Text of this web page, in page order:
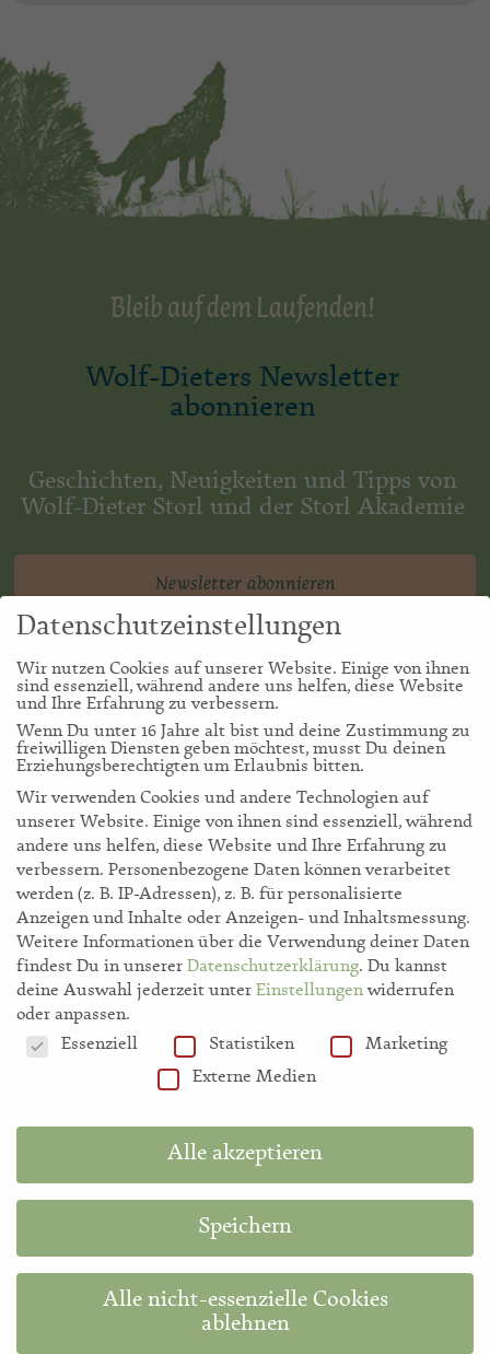
Bleib auf dem Laufenden!
Wolf-Dieters Newsletter
abonnieren
Geschichten, Neuigkeiten und Tipps von
Wolf-Dieter Storl und der Storl Akademie
Newsletter abonnieren
Datenschutzeinstellungen
Wir nutzen Cookies auf unserer Website. Einige von ihnen
sind essenziell, während andere uns helfen, diese Website
und Ihre Erfahrung zu verbessern.
Wenn Du unter 16 Jahre alt bist und deine Zustimmung zu
freiwilligen Diensten geben möchtest, musst Du deinen
Erziehungsberechtigten um Erlaubnis bitten.
Wir verwenden Cookies und andere Technologien auf
unserer Website. Einige von ihnen sind essenziell, während
andere uns helfen, diese Website und Ihre Erfahrung zu
verbessern. Personenbezogene Daten können verarbeitet
werden (z. B. IP-Adressen), z. B. für personalisierte
Anzeigen und Inhalte oder Anzeigen- und Inhaltsmessung.
Weitere Informationen über die Verwendung deiner Daten
findest Du in unserer Datenschutzerklärung. Du kannst
deine Auswahl jederzeit unter Einstellungenwiderrufen
oder anpassen.
Datenschutzeinstellungen
Essenziell Statistiken
Marketing
Externe Medien
Alle akzeptieren
Speichern
Alle nicht-essenzielle Cookies
ablehnen